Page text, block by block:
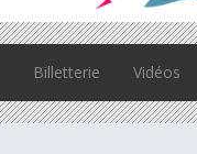
Billetterie Vidéos